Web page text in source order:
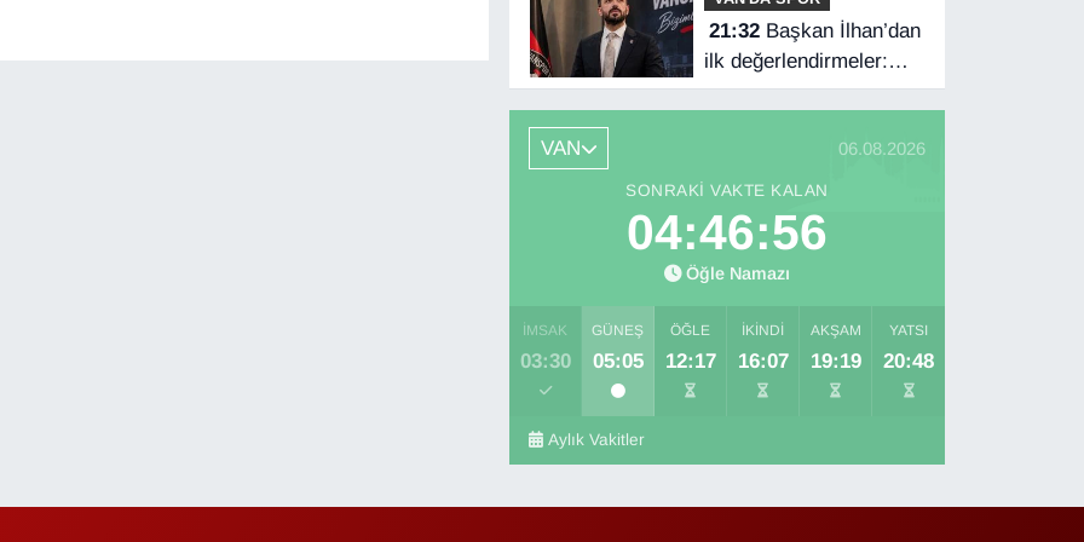
21:32Başkan İlhan’dan
ilk değerlendirmeler:
Kongre kararı Vanspor’u
sürükleyebilirdi!
VAN 06.08.2026
SONRAKI VAKTE KALAN
04:46:55
Öğle Namazı
İMSAK
03:30
GÜNEŞ
05:05
ÖĞLE
12:17
İKINDI
16:07
AKŞAM
19:19
YATSI
20:48
Aylık Vakitler